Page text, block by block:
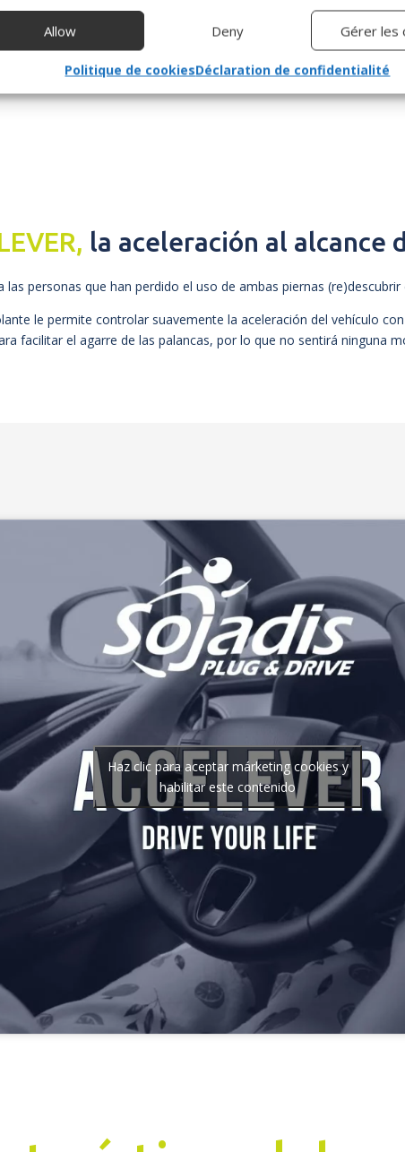
Allow Deny Gérer les
Politique de cookiesDéclaration de confidentialité
la aceleración al alcance
las personas que han perdido el uso de ambas piernas
le permite controlar suavemente la aceleración del vehículo
facilitar el agarre de las palancas, por lo que no sentirá ninguna
Haz clic para aceptar márketing cookies y
habilitar este contenido